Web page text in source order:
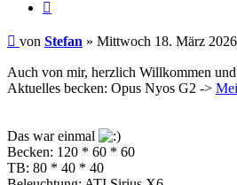
Beitrag
von Stefan » Mittwoch 18. März
Auch von mir, herzlich Willkommen
Aktuelles becken: Opus Nyos G2 ->
Das war einmal
Becken: 120 * 60 * 60
TB: 80 * 40 * 40